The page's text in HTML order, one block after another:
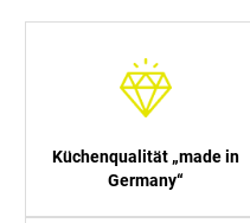
Küchenqualität „made in
Germany“